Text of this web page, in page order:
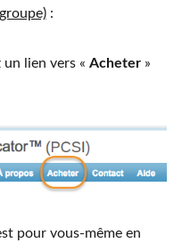
:
lien vers « Acheter»
pour vous-même en